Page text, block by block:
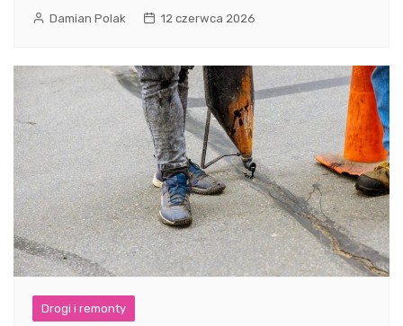
Damian Polak 12 czerwca 2026
Drogi i remonty